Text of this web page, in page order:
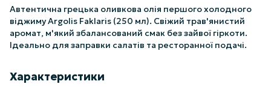
Автентична грецька оливкова олія першого холодного
віджиму Argolis Faklaris (250 мл). Свіжий трав'янистий
аромат, м'який збалансований смак без зайвої гіркоти.
Ідеально для заправки салатів та ресторанної подачі.
Характеристики